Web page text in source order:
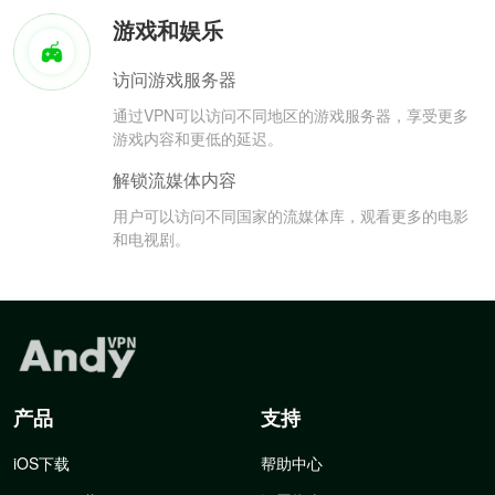
游戏和娱乐
访问游戏服务器
通过VPN可以访问不同地区的游戏服务器，享受更多
游戏内容和更低的延迟。
解锁流媒体内容
用户可以访问不同国家的流媒体库，观看更多的电影
和电视剧。
产品
iOS下载
支持
帮助中心